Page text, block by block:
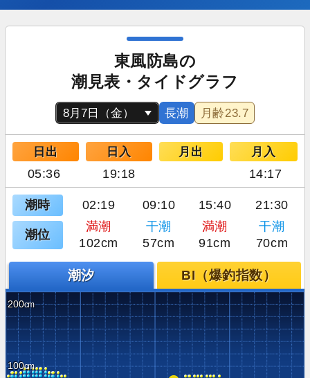
東風防島の
潮見表・タイドグラフ
長潮 月齢23.7
日出 日入 月出 月入
05:36 19:18 14:17
潮時 02:19 09:10 15:40 21:30
潮位
満潮 干潮 満潮
干潮
102cm
57cm 91cm 70cm
潮汐 BI（爆釣指数）
200
100